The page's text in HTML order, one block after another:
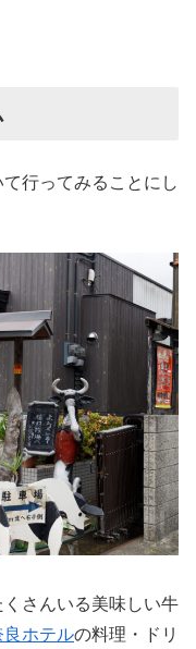
行ってみることにし
さんいる美味しい牛
良ホテルの料理・ドリ